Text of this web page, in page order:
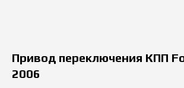
Привод переключения КПП
2006